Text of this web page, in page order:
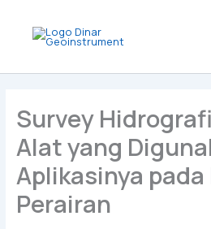
content
Survey
Alat yang
Aplikasinya
Perairan